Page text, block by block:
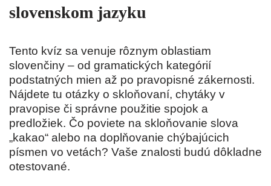
slovenskom jazyku
Tento kvíz sa venuje rôznym oblastiam
slovenčiny – od gramatických kategórií
podstatných mien až po pravopisné zákernosti.
Nájdete tu otázky o skloňovaní, chytáky v
pravopise či správne použitie spojok a
predložiek. Čo poviete na skloňovanie slova
„kakao“ alebo na doplňovanie chýbajúcich
písmen vo vetách? Vaše znalosti budú dôkladne
otestované.